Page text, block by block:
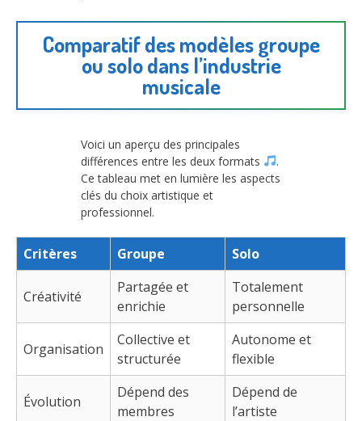
Comparatif des modèles groupe
ou solo dans l’industrie
musicale
Voici un aperçu des principales
différences entre les deux formats
.
Ce tableau met en lumière les aspects
clés du choix artistique et
professionnel.
Critères Groupe Solo
Créativité
Partagée et
enrichie
Totalement
personnelle
Organisation
Collective et
structurée
Autonome et
flexible
Évolution
Dépend des
membres
Dépend de
l’artiste